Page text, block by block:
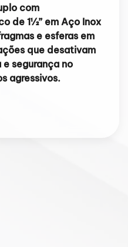
com
de 1½” em Aço Inox
e esferas em
que desativam
segurança no
agressivos.